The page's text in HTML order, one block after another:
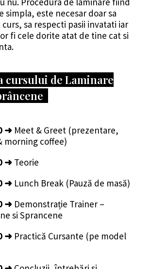
simpla, este necesar doar sa
sa respecti pasii invatati iar
fi cele dorite atat de tine cat si
cursului de Laminare
➜ Meet & Greet (prezentare,
morning coffee)
➜ Teorie
➜ Lunch Break (Pauză de masă)
➜ Demonstrație Trainer –
si Sprancene
➜ Practică Cursante (pe model